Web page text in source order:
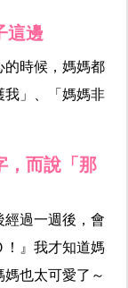
這邊
的時候，媽媽都
我」、「媽媽非
，而說「那
經過一週後，會
！』我才知道媽
也太可愛了～